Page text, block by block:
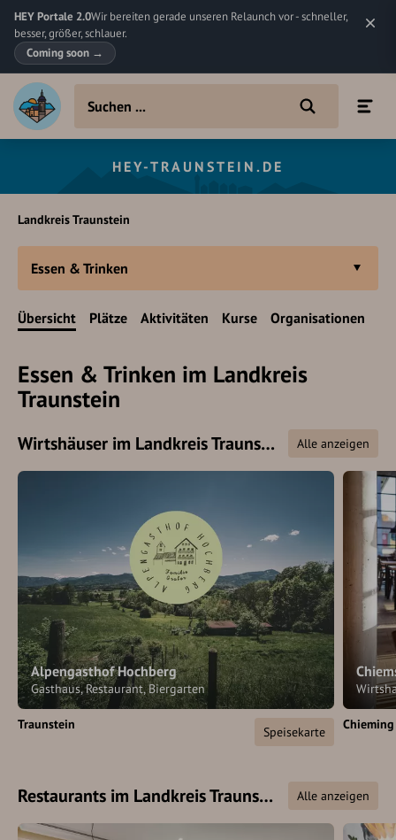
HEY Portale 2.0Wir bereiten gerade unseren Relaunch vor - schneller,
besser, größer, schlauer.
Coming soon →
HEY-TRAUNSTEIN.DE
Landkreis Traunstein
Essen & Trinken
Übersicht Plätze Aktivitäten Kurse Organisationen
Essen & Trinken im Landkreis
Traunstein
Wirtshäuser im Landkreis Traunstein Alle anzeigen
Alpengasthof Hochberg
Gasthaus, Restaurant, Biergarten
Traunstein Speisekarte Chieming
Restaurants im Landkreis Traunstein Alle anzeigen